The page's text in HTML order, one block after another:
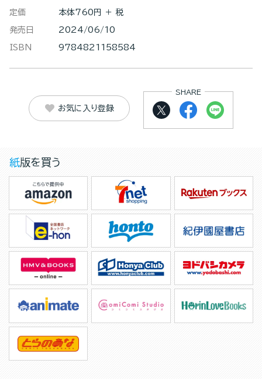
定価 本体760円 ＋ 税
発売日 2024/06/10
ISBN 9784821158584
お気に入り登録
SHARE
紙版を買う